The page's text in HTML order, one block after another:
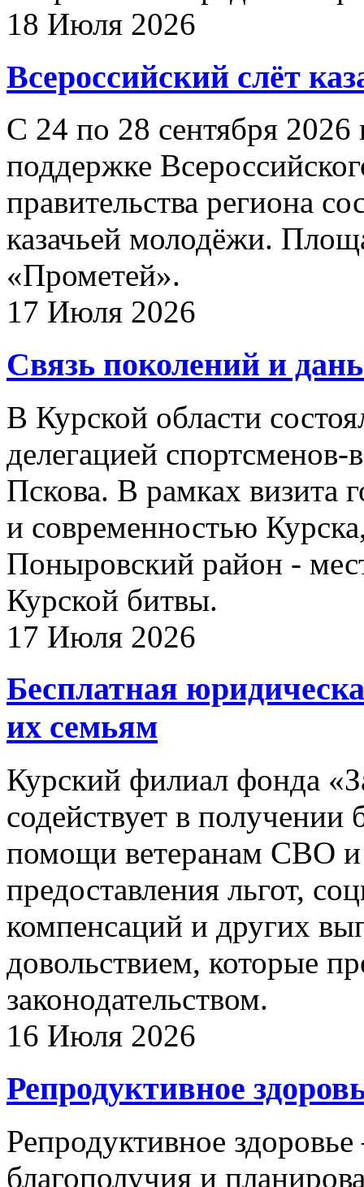
18 Июля 2026
Всероссийский слёт
С 24 по 28 сентября 2026
поддержке
правительства региона
казачьей молодёжи.
«Прометей».
17 Июля 2026
Связь поколений и
В Курской области
делегацией спортсменов-
Пскова. В рамках визита
и современностью
Поныровский район -
Курской битвы.
17 Июля 2026
Бесплатная
их семьям
Курский филиал фонда
содействует в
помощи ветеранам СВО и
предоставления льгот,
компенсаций и других
довольствием, которые
законодательством.
16 Июля 2026
Репродуктивное
Репродуктивное
благополучия и